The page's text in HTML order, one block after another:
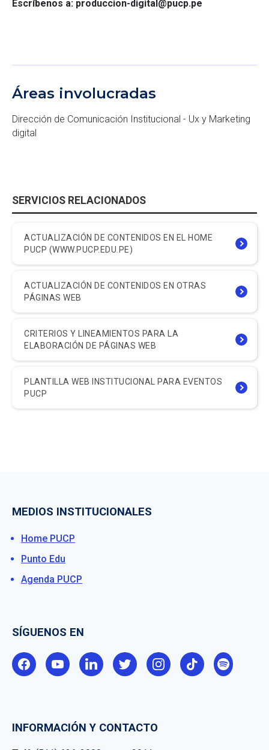
Escríbenos a: produccion-digital@pucp.pe
Áreas involucradas
Dirección de Comunicación Institucional - Ux y Marketing
digital
SERVICIOS RELACIONADOS
ACTUALIZACIÓN DE CONTENIDOS EN EL HOME
PUCP (WWW.PUCP.EDU.PE)
ACTUALIZACIÓN DE CONTENIDOS EN OTRAS
PÁGINAS WEB
CRITERIOS Y LINEAMIENTOS PARA LA
ELABORACIÓN DE PÁGINAS WEB
PLANTILLA WEB INSTITUCIONAL PARA EVENTOS
PUCP
MEDIOS INSTITUCIONALES
Home PUCP
Punto Edu
Agenda PUCP
SÍGUENOS EN
INFORMACIÓN Y CONTACTO